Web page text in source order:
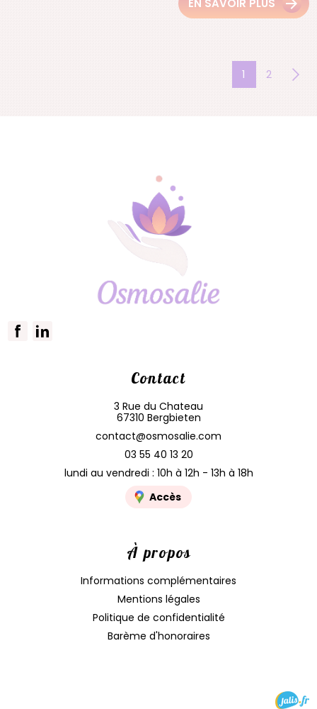
EN SAVOIR PLUS
1 2
Contact
3 Rue du Chateau
67310 Bergbieten
contact@osmosalie.com
03 55 40 13 20
lundi au vendredi : 10h à 12h - 13h à 18h
Accès
À propos
Informations complémentaires
Mentions légales
Politique de confidentialité
Barème d'honoraires